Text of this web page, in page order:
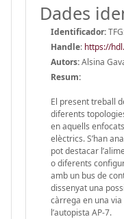
Dades
Identificador:
Handle: https://
Autors:Alsina
Resum:
El present treball
diferents
en aquells
elèctrics. S’han
pot destacar
o diferents
amb un bus de
dissenyat una
càrrega en una
l’autopista AP-7.